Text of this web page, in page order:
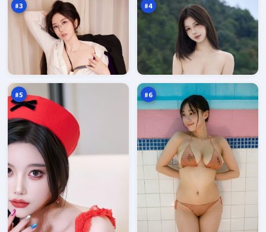
#3 #4
#5
魂万
#6
回
声
96
万